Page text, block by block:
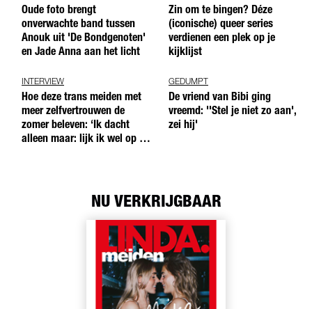
Oude foto brengt
onverwachte band tussen
Anouk uit 'De Bondgenoten'
en Jade Anna aan het licht
Zin om te bingen? Déze
(iconische) queer series
verdienen een plek op je
kijklijst
INTERVIEW
Hoe deze trans meiden met
meer zelfvertrouwen de
zomer beleven: ‘Ik dacht
alleen maar: lijk ik wel op de
GEDUMPT
De vriend van Bibi ging
vreemd: ''Stel je niet zo aan',
zei hij'
NU VERKRIJGBAAR